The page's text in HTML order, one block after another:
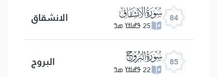
84 ﰁ
25 ߟߝߊߙߌ ߘߏ߫ الانشقاق
85 ﰂ
22 ߟߝߊߙߌ ߘߏ߫ البروج